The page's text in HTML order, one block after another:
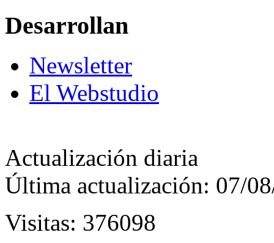
Desarrollan
Newsletter
El Webstudio
Actualización diaria
Última actualización: 07/
Visitas: 376098